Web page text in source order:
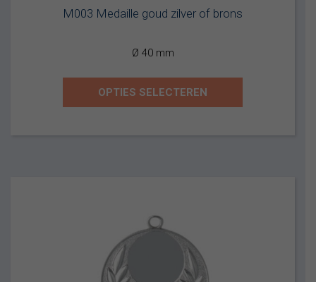
M003 Medaille goud zilver of brons
Ø 40 mm
OPTIES SELECTEREN